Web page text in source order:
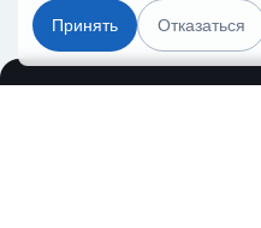
Принять Отказаться